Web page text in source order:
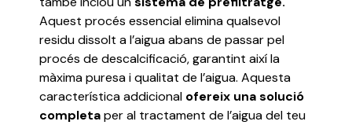
Aquest procés essencial elimina qualsevol
residu dissolt a l’aigua abans de passar pel
procés de descalcificació, garantint així la
màxima puresa i qualitat de l’aigua. Aquesta
característica addicional ofereix una solució
completaper al tractament de l’aigua del teu